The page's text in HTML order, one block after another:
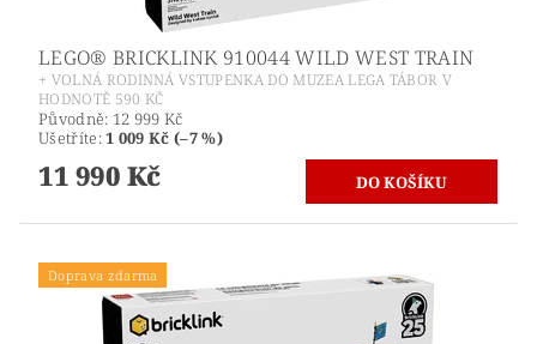
LEGO® BRICKLINK 910044 WILD WEST TRAIN
+ VOLNÁ RODINNÁ VSTUPENKA DO MUZEA LEGA TÁBOR V
HODNOTĚ 590 KČ
Původně: 12 999 Kč
Ušetříte:1 009 Kč (–7 %)
11 990 Kč
Doprava zdarma